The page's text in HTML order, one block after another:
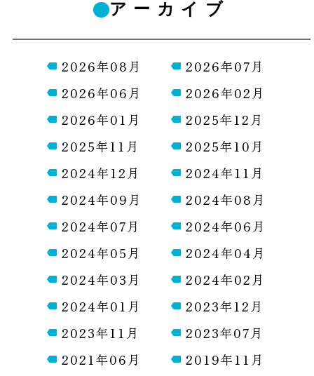
アーカイブ
2026年08月
2026年07月
2026年06月
2026年02月
2026年01月
2025年12月
2025年11月
2025年10月
2024年12月
2024年11月
2024年09月
2024年08月
2024年07月
2024年06月
2024年05月
2024年04月
2024年03月
2024年02月
2024年01月
2023年12月
2023年11月
2023年07月
2021年06月
2019年11月